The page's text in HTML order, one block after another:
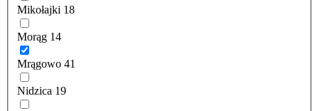
Mikołajki 18
Morąg 14
Mrągowo 41
Nidzica 19